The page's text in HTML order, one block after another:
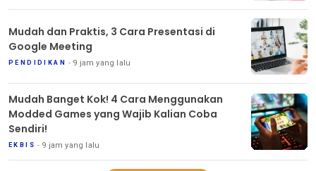
Mudah dan Praktis, 3 Cara Presentasi di
Google Meeting
PENDIDIKAN 9 jam yang lalu
Mudah Banget Kok! 4 Cara Menggunakan
Modded Games yang Wajib Kalian Coba
Sendiri!
EKBIS 9 jam yang lalu